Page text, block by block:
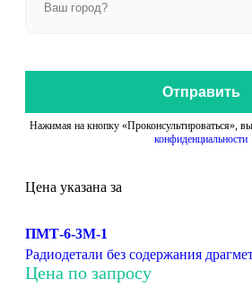
Отправить
Нажимая на кнопку «Проконсультироваться», вы
конфиденциальности
Цена указана за
ПМТ-6-3М-1
Радиодетали без содержания
Цена по запросу